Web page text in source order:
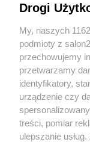
Sport
Kultura
Drogi
My, naszych
podmioty z
przechowujemy
przetwarzamy
identyfikatory,
urządzenie czy
treści, pomiar
ulepszanie